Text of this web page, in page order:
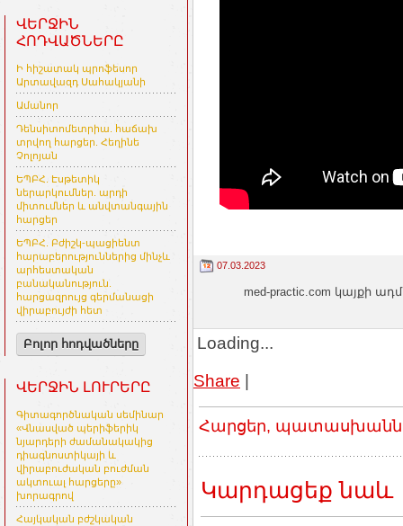
ՎԵՐՋԻՆ
ՀՈԴՎԱԾՆԵՐԸ
Ի հիշատակ պրոֆեսոր
Արտավազդ Սահակյանի
Ամանոր
Դենսիտոմետրիա. հաճախ
տրվող հարցեր. Հեղինե
Չոլոյան
ԵՊԲՀ. Էսթետիկ
ներարկումներ. արդի
միտումներ և անվտանգային
հարցեր
ԵՊԲՀ. Բժիշկ-պացիենտ
հարաբերություններից մինչև
արհեստական
բանականություն.
հարցազրույց գերմանացի
վիրաբույժի հետ
Բոլոր հոդվածները
ՎԵՐՋԻՆ ԼՈՒՐԵՐԸ
Գիտագործնական սեմինար
«Վնասված պերիֆերիկ
նյարդերի ժամանակակից
դիագնոստիկայի և
վիրաբուժական բուժման
ակտուալ հարցերը»
խորագրով
Հայկական բժշկական
07.03.2023
med-practic.com կայքի
Loading...
Share |
Հարցեր,
Կարդացեք նաև